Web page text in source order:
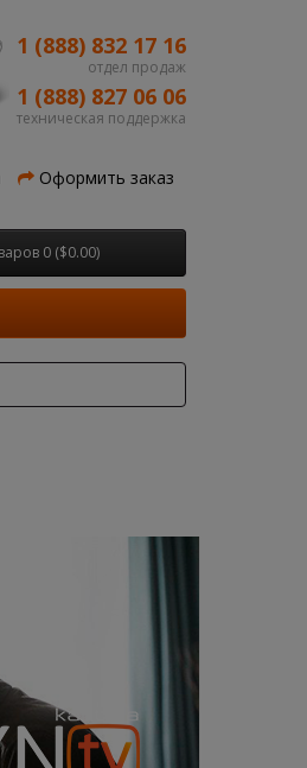
1 (888) 832 17 16
отдел продаж
1 (888) 827 06 06
техническая поддержка
Оформить заказ
0 ($0.00)